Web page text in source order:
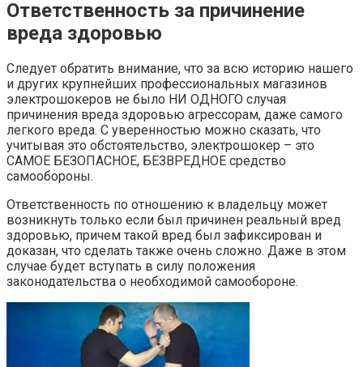
Ответственность за причинение
вреда здоровью
Следует обратить внимание, что за всю историю нашего
и других крупнейших профессиональных магазинов
электрошокеров не было НИ ОДНОГО случая
причинения вреда здоровью агрессорам, даже самого
легкого вреда. С уверенностью можно сказать, что
учитывая это обстоятельство, электрошокер – это
САМОЕ БЕЗОПАСНОЕ, БЕЗВРЕДНОЕ средство
самообороны.
Ответственность по отношению к владельцу может
возникнуть только если был причинен реальный вред
здоровью, причем такой вред был зафиксирован и
доказан, что сделать также очень сложно. Даже в этом
случае будет вступать в силу положения
законодательства о необходимой самообороне.